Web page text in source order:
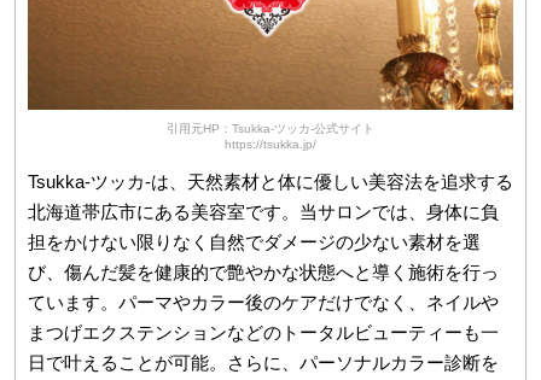
引用元HP：Tsukka-ツッカ-公式サイト
https://tsukka.jp/
Tsukka-ツッカ-は、天然素材と体に優しい美容法を追求する
北海道帯広市にある美容室です。当サロンでは、身体に負
担をかけない限りなく自然でダメージの少ない素材を選
び、傷んだ髪を健康的で艶やかな状態へと導く施術を行っ
ています。パーマやカラー後のケアだけでなく、ネイルや
まつげエクステンションなどのトータルビューティーも一
日で叶えることが可能。さらに、パーソナルカラー診断を